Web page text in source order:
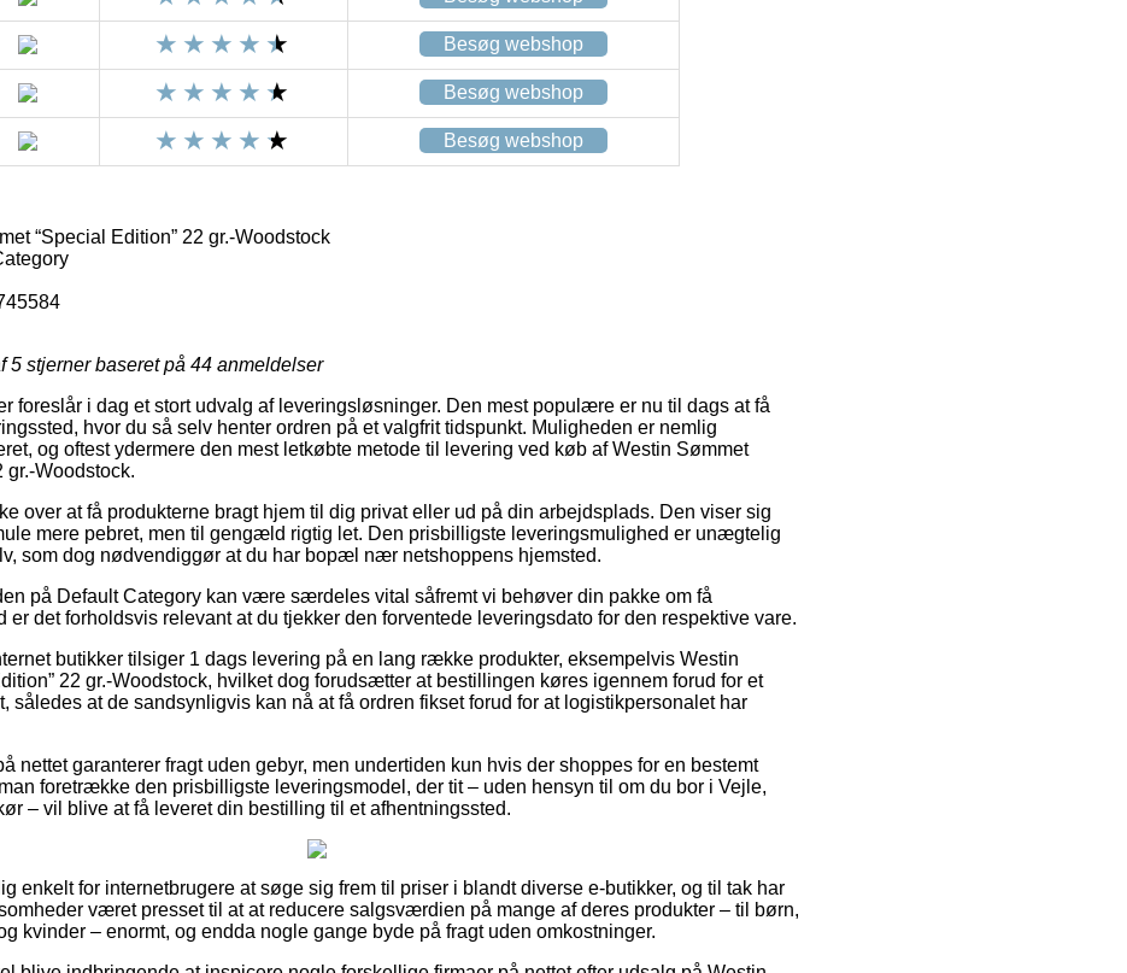
Besøg webshop
Besøg webshop
Besøg webshop
“Special Edition” 22 gr.-Woodstock
5 stjerner baseret på 44 anmeldelser
foreslår i dag et stort udvalg af leveringsløsninger. Den mest populære er nu til dags at få
hvor du så selv henter ordren på et valgfrit tidspunkt. Muligheden er nemlig
og oftest ydermere den mest letkøbte metode til levering ved køb af Westin Sømmet
gr.-Woodstock.
over at få produkterne bragt hjem til dig privat eller ud på din arbejdsplads. Den viser sig
mere pebret, men til gengæld rigtig let. Den prisbilligste leveringsmulighed er unægtelig
som dog nødvendiggør at du har bopæl nær netshoppens hjemsted.
på Default Category kan være særdeles vital såfremt vi behøver din pakke om få
er det forholdsvis relevant at du tjekker den forventede leveringsdato for den respektive vare.
butikker tilsiger 1 dags levering på en lang række produkter, eksempelvis Westin
22 gr.-Woodstock, hvilket dog forudsætter at bestillingen køres igennem forud for et
således at de sandsynligvis kan nå at få ordren fikset forud for at logistikpersonalet har
nettet garanterer fragt uden gebyr, men undertiden kun hvis der shoppes for en bestemt
foretrække den prisbilligste leveringsmodel, der tit – uden hensyn til om du bor i Vejle,
– vil blive at få leveret din bestilling til et afhentningssted.
enkelt for internetbrugere at søge sig frem til priser i blandt diverse e-butikker, og til tak har
været presset til at at reducere salgsværdien på mange af deres produkter – til børn,
kvinder – enormt, og endda nogle gange byde på fragt uden omkostninger.